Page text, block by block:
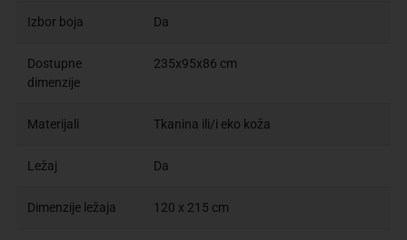
Izbor boja Da
Dostupne
dimenzije
235x95x86 cm
Materijali Tkanina ili/i eko koža
Ležaj Da
Dimenzije ležaja 120 x 215 cm